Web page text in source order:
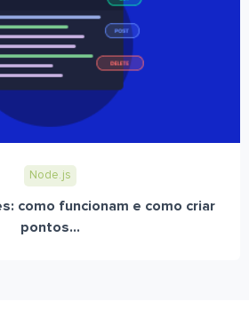
Node.js
como funcionam e como criar
pontos...